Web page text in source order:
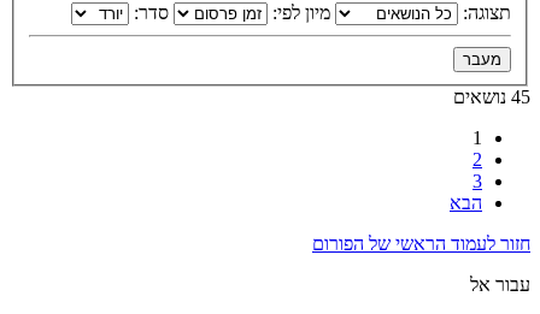
תצוגה:
מיון לפי: סדר:
45 נושאים
1
2
3
הבא
חזור לעמוד הראשי של הפורום
עבור אל